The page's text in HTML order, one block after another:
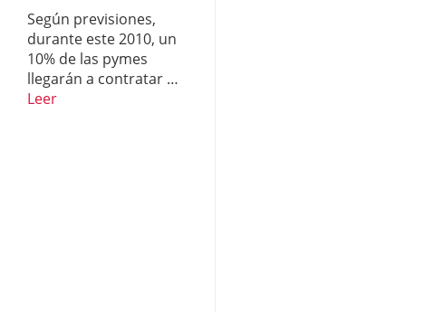
Según previsiones,
durante este 2010, un
10% de las pymes
llegarán a contratar …
Leer